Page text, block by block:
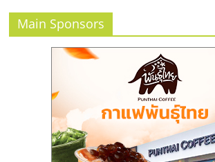
ไชส์,
ปรึกษา
แฟ
Main Sponsors